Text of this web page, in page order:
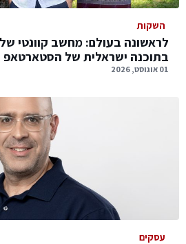
השקות
בתוכנה ישראלית של
01 אוגוסט, 2026
עסקים